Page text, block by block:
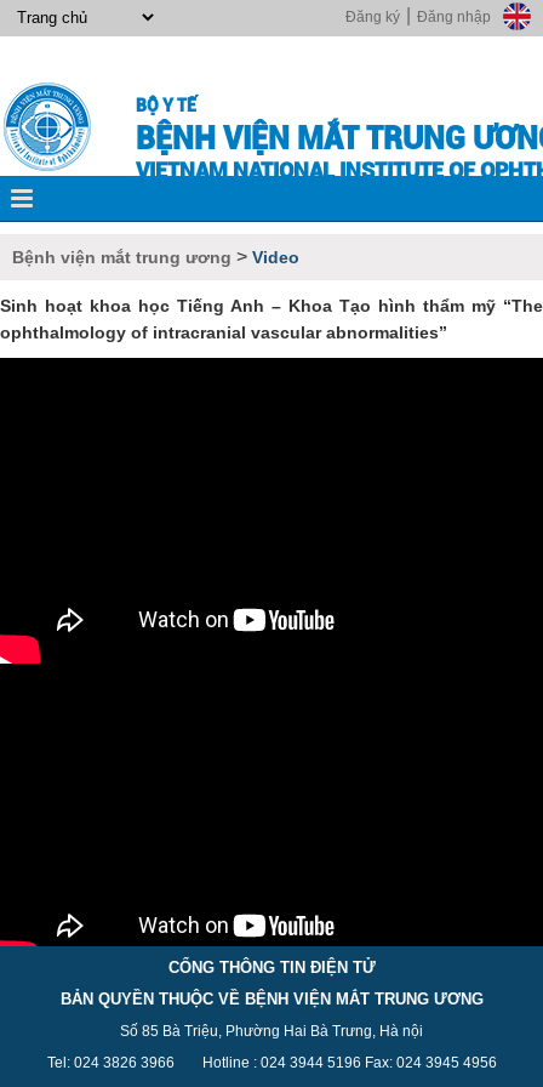
Đăng nhập
Đăng ký
BỘ Y TẾ
BỆNH VIỆN MẮT TRUNG
VIETNAM NATIONAL INSTITUTE OF
Bệnh viện mắt trung ương > Video
Sinh hoạt khoa học Tiếng Anh – Khoa Tạo hình thẩm mỹ “The
ophthalmology of intracranial vascular abnormalities”
CỔNG THÔNG TIN ĐIỆN TỬ
BẢN QUYỀN THUỘC VỀ BỆNH VIỆN MẮT TRUNG ƯƠNG
Số 85 Bà Triệu, Phường Hai Bà Trưng, Hà nội
Tel: 024 3826 3966 Hotline : 024 3944 5196 Fax: 024 3945 4956